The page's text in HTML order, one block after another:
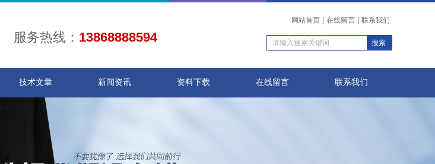
服务热线： 13868888594
网站首页 在线留言 联系我们
技术文章 新闻资讯 资料下载 在线留言 联系我们